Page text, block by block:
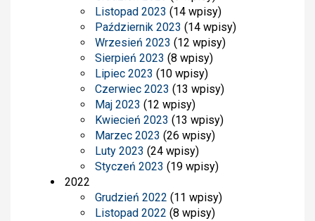
Listopad 2023 (14 wpisy)
Październik 2023 (14 wpisy)
Wrzesień 2023 (12 wpisy)
Sierpień 2023 (8 wpisy)
Lipiec 2023 (10 wpisy)
Czerwiec 2023 (13 wpisy)
Maj 2023 (12 wpisy)
Kwiecień 2023 (13 wpisy)
Marzec 2023 (26 wpisy)
Luty 2023 (24 wpisy)
Styczeń 2023 (19 wpisy)
2022
Grudzień 2022 (11 wpisy)
Listopad 2022 (8 wpisy)